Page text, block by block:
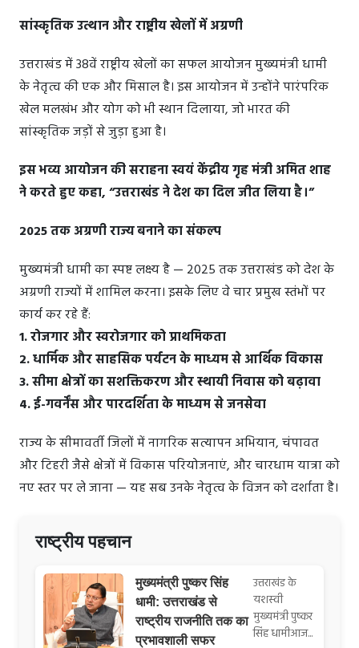
सांस्कृतिक उत्थान और राष्ट्रीय खेलों में अग्रणी
उत्तराखंड में 38वें राष्ट्रीय खेलों का सफल आयोजन मुख्यमंत्री धामी
के नेतृत्व की एक और मिसाल है। इस आयोजन में उन्होंने पारंपरिक
खेल मलखंभ और योग को भी स्थान दिलाया, जो भारत की
सांस्कृतिक जड़ों से जुड़ा हुआ है।
इस भव्य आयोजन की सराहना स्वयं केंद्रीय गृह मंत्री अमित शाह
ने करते हुए कहा, “उत्तराखंड ने देश का दिल जीत लिया है।”
2025 तक अग्रणी राज्य बनाने का संकल्प
मुख्यमंत्री धामी का स्पष्ट लक्ष्य है — 2025 तक उत्तराखंड को देश के
अग्रणी राज्यों में शामिल करना। इसके लिए वे चार प्रमुख स्तंभों पर
कार्य कर रहे हैं:
1. रोजगार और स्वरोजगार को प्राथमिकता
2. धार्मिक और साहसिक पर्यटन के माध्यम से आर्थिक विकास
3. सीमा क्षेत्रों का सशक्तिकरण और स्थायी निवास को बढ़ावा
4. ई-गवर्नेंस और पारदर्शिता के माध्यम से जनसेवा
राज्य के सीमावर्ती जिलों में नागरिक सत्यापन अभियान, चंपावत
और टिहरी जैसे क्षेत्रों में विकास परियोजनाएं, और चारधाम यात्रा को
नए स्तर पर ले जाना — यह सब उनके नेतृत्व के विजन को दर्शाता है।
राष्ट्रीय पहचान
मुख्यमंत्री पुष्कर सिंह
धामी: उत्तराखंड से
राष्ट्रीय राजनीति तक का
प्रभावशाली सफर
उत्तराखंड के
यशस्वी
मुख्यमंत्री पुष्कर
सिंह धामीआज...